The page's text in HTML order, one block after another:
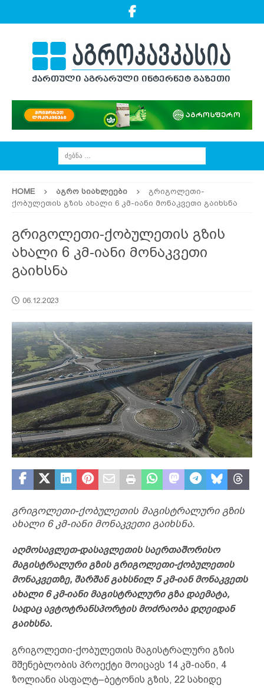
HOME ᲐᲒᲠᲝ ᲡᲘᲐᲮᲚᲔᲔᲑᲘ
გრიგოლეთი-
ქობულეთის გზის ახალი 6 კმ-იანი მონაკვეთი გაიხსნა
გრიგოლეთი-ქობულეთის გზის
ახალი 6 კმ-იანი მონაკვეთი
გაიხსნა
06.12.2023
გრიგოლეთი-ქობულეთის მაგისტრალური გზის
ახალი 6 კმ-იანი მონაკვეთი გაიხსნა.
აღმოსავლეთ-დასავლეთის საერთაშორისო
მაგისტრალური გზის გრიგოლეთი-ქობულეთის
მონაკვეთზე, შარშან გახსნილ 5 კმ-იან მონაკვეთს
ახალი 6 კმ-იანი მაგისტრალური გზა დაემატა,
სადაც ავტოტრანსპორტის მოძრაობა დღეიდან
გაიხსნა.
გრიგოლეთი-ქობულეთის მაგისტრალური გზის
მშენებლობის პროექტი მოიცავს 14 კმ-იანი, 4
ზოლიანი ასფალტ–ბეტონის გზის, 22 სახიდე